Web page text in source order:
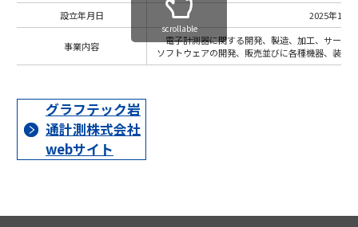
設立年月日
2025年12月
事業内容
電子計測器に関する開発、製造、加工、サービ
ソフトウェアの開発、販売並びに各種機器、装置
scrollable
グラフテック岩
通計測株式会社
webサイト